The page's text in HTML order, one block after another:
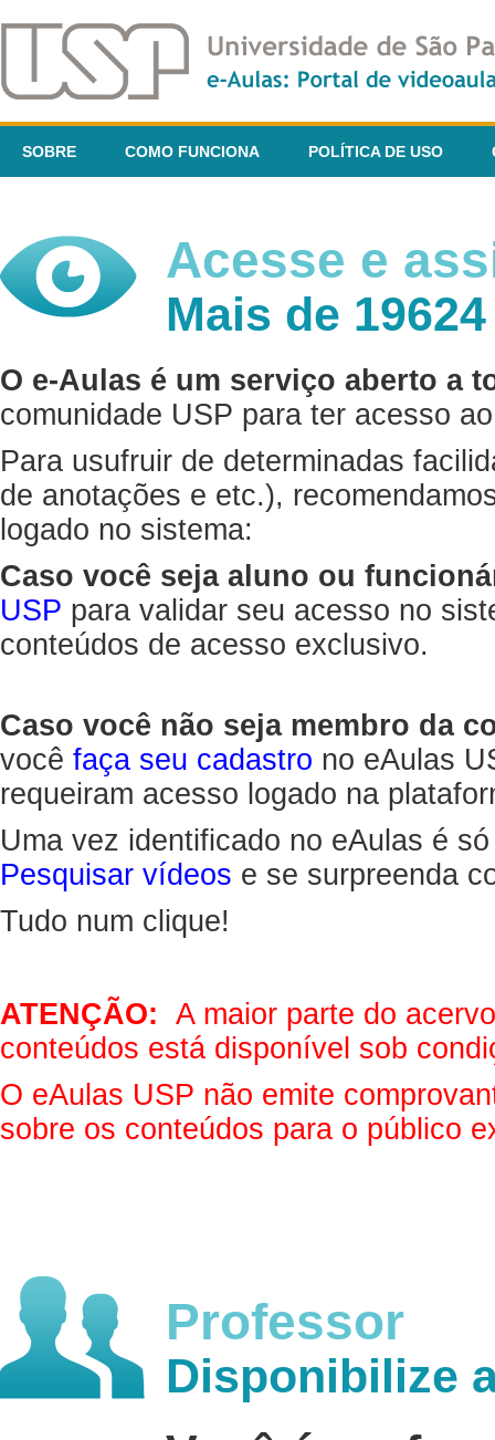
SOBRE COMO FUNCIONA POLÍTICA DE USO
Acesse e
Mais de
O e-Aulas é um serviço aberto a
comunidade USP para ter acesso
Para usufruir de determinadas
de anotações e etc.),
logado no sistema:
Caso você seja aluno ou
USP para validar seu acesso no
conteúdos de acesso exclusivo.
Caso você não seja membro da
você faça seu cadastro no eAulas
requeiram acesso logado na
Uma vez identificado no eAulas é
Pesquisar vídeos e se surpreenda
Tudo num clique!
ATENÇÃO: A maior parte do
conteúdos está disponível sob
O eAulas USP não emite
sobre os conteúdos para o público
Professor
Disponibilize